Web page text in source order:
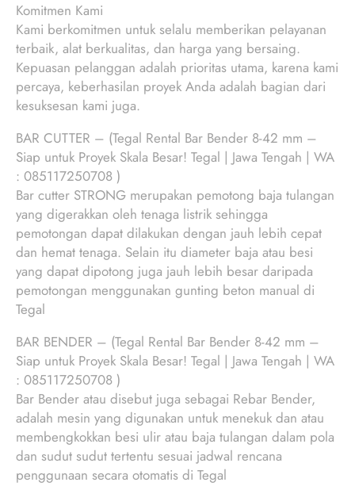
Komitmen Kami
Kami berkomitmen untuk selalu memberikan pelayanan
terbaik, alat berkualitas, dan harga yang bersaing.
Kepuasan pelanggan adalah prioritas utama, karena kami
percaya, keberhasilan proyek Anda adalah bagian dari
kesuksesan kami juga.
BAR CUTTER – (Tegal Rental Bar Bender 8-42 mm –
Siap untuk Proyek Skala Besar! Tegal | Jawa Tengah | WA
: 085117250708 )
Bar cutter STRONG merupakan pemotong baja tulangan
yang digerakkan oleh tenaga listrik sehingga
pemotongan dapat dilakukan dengan jauh lebih cepat
dan hemat tenaga. Selain itu diameter baja atau besi
yang dapat dipotong juga jauh lebih besar daripada
pemotongan menggunakan gunting beton manual di
Tegal
BAR BENDER – (Tegal Rental Bar Bender 8-42 mm –
Siap untuk Proyek Skala Besar! Tegal | Jawa Tengah | WA
: 085117250708 )
Bar Bender atau disebut juga sebagai Rebar Bender,
adalah mesin yang digunakan untuk menekuk dan atau
membengkokkan besi ulir atau baja tulangan dalam pola
dan sudut sudut tertentu sesuai jadwal rencana
penggunaan secara otomatis di Tegal